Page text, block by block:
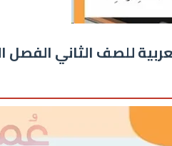
للصف الثاني الفصل